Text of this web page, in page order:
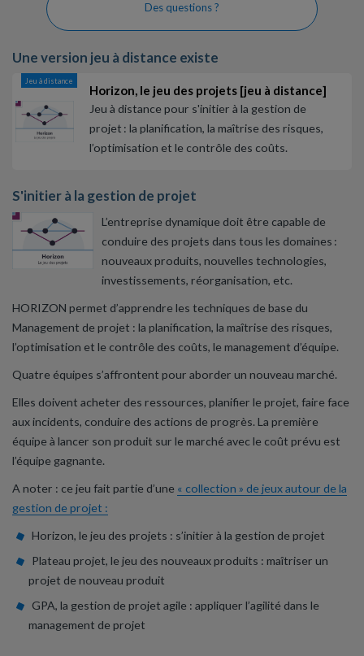
Des questions ?
Une version jeu à distance existe
Jeu à distance
Horizon, le jeu des projets [jeu à distance]
Jeu à distance pour s'initier à la gestion de
projet : la planification, la maîtrise des risques,
l’optimisation et le contrôle des coûts.
S'initier à la gestion de projet
L’entreprise dynamique doit être capable de
conduire des projets dans tous les domaines :
nouveaux produits, nouvelles technologies,
investissements, réorganisation, etc.
HORIZON permet d’apprendre les techniques de base du
Management de projet : la planification, la maîtrise des risques,
l’optimisation et le contrôle des coûts, le management d’équipe.
Quatre équipes s’affrontent pour aborder un nouveau marché.
Elles doivent acheter des ressources, planifier le projet, faire face
aux incidents, conduire des actions de progrès. La première
équipe à lancer son produit sur le marché avec le coût prévu est
l’équipe gagnante.
A noter : ce jeu fait partie d’une « collection » de jeux autour de la
gestion de projet :
Horizon, le jeu des projets : s’initier à la gestion de projet
Plateau projet, le jeu des nouveaux produits : maîtriser un
projet de nouveau produit
GPA, la gestion de projet agile : appliquer l’agilité dans le
management de projet